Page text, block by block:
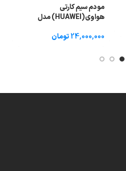
مودم سیم کارتی
هواوی(HUAWEI) مدل
24,000,000تومان